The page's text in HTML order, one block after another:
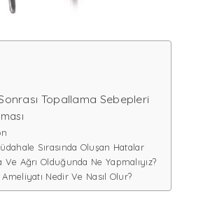
Topallama Sebepleri
Sırasında Oluşan Hatalar
Ve Ağrı Olduğunda Ne Yapmalıyız?
Nedir Ve Nasıl Olur?